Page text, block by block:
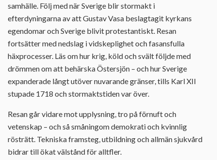
samhälle. Följ med när Sverige blir stormakt i
efterdyningarna av att Gustav Vasa beslagtagit kyrkans
egendomar och Sverige blivit protestantiskt. Resan
fortsätter med nedslag i vidskeplighet och fasansfulla
häxprocesser. Läs om hur krig, köld och svält följde med
drömmen om att behärska Östersjön – och hur Sverige
expanderade långt utöver nuvarande gränser, tills Karl XII
stupade 1718 och stormaktstiden var över.
Resan går vidare mot upplysning, tro på förnuft och
vetenskap – och så småningom demokrati och kvinnlig
rösträtt. Tekniska framsteg, utbildning och allmän sjukvård
bidrar till ökat välstånd för alltfler.